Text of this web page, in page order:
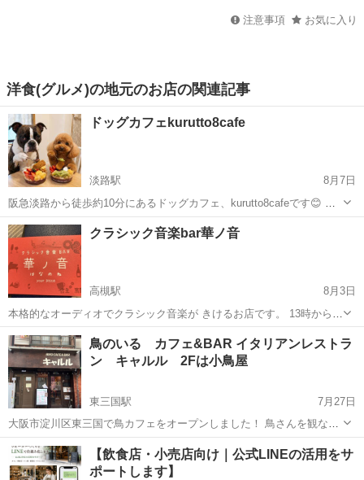
注意事項 お気に入り
洋食(グルメ)の地元のお店の関連記事
ドッグカフェkurutto8cafe
淡路駅
8月7日
阪急淡路から徒歩約10分にあるドッグカフェ、kurutto8cafeです😊 第
二、第四土曜日にアサイーボウル始めました🎶 (通常のカフェメニュー
大阪 大阪市 グルメ
クラシック音楽bar華ノ音
高槻駅
8月3日
本格的なオーディオでクラシック音楽が きけるお店です。 13時から営
業しているので カフェとしても利用可能です。 大阪府高槻市芥川1丁
目15-14 2階 JR高槻駅より徒歩5分
大阪 高槻市
鳥のいる カフェ&BAR イタリアンレストラ
ン キャルル 2Fは小鳥屋
東三国駅
7月27日
大阪市淀川区東三国で鳥カフェをオープンしました！ 鳥さんを観なが
ら、お食事やお酒を楽しめるるお店です！ 手作りピザ パスタ お
肉 が美味しい チャージ料金はかかりません 税込でお安いリーズナブ
ル価格 11:30〜15...
大阪 大阪市 東三国駅 カフェ 文鳥
【飲食店・小売店向け｜公式LINEの活用をサ
ポートします】